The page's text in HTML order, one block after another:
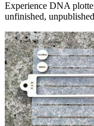
Experience DNA
unfinished,